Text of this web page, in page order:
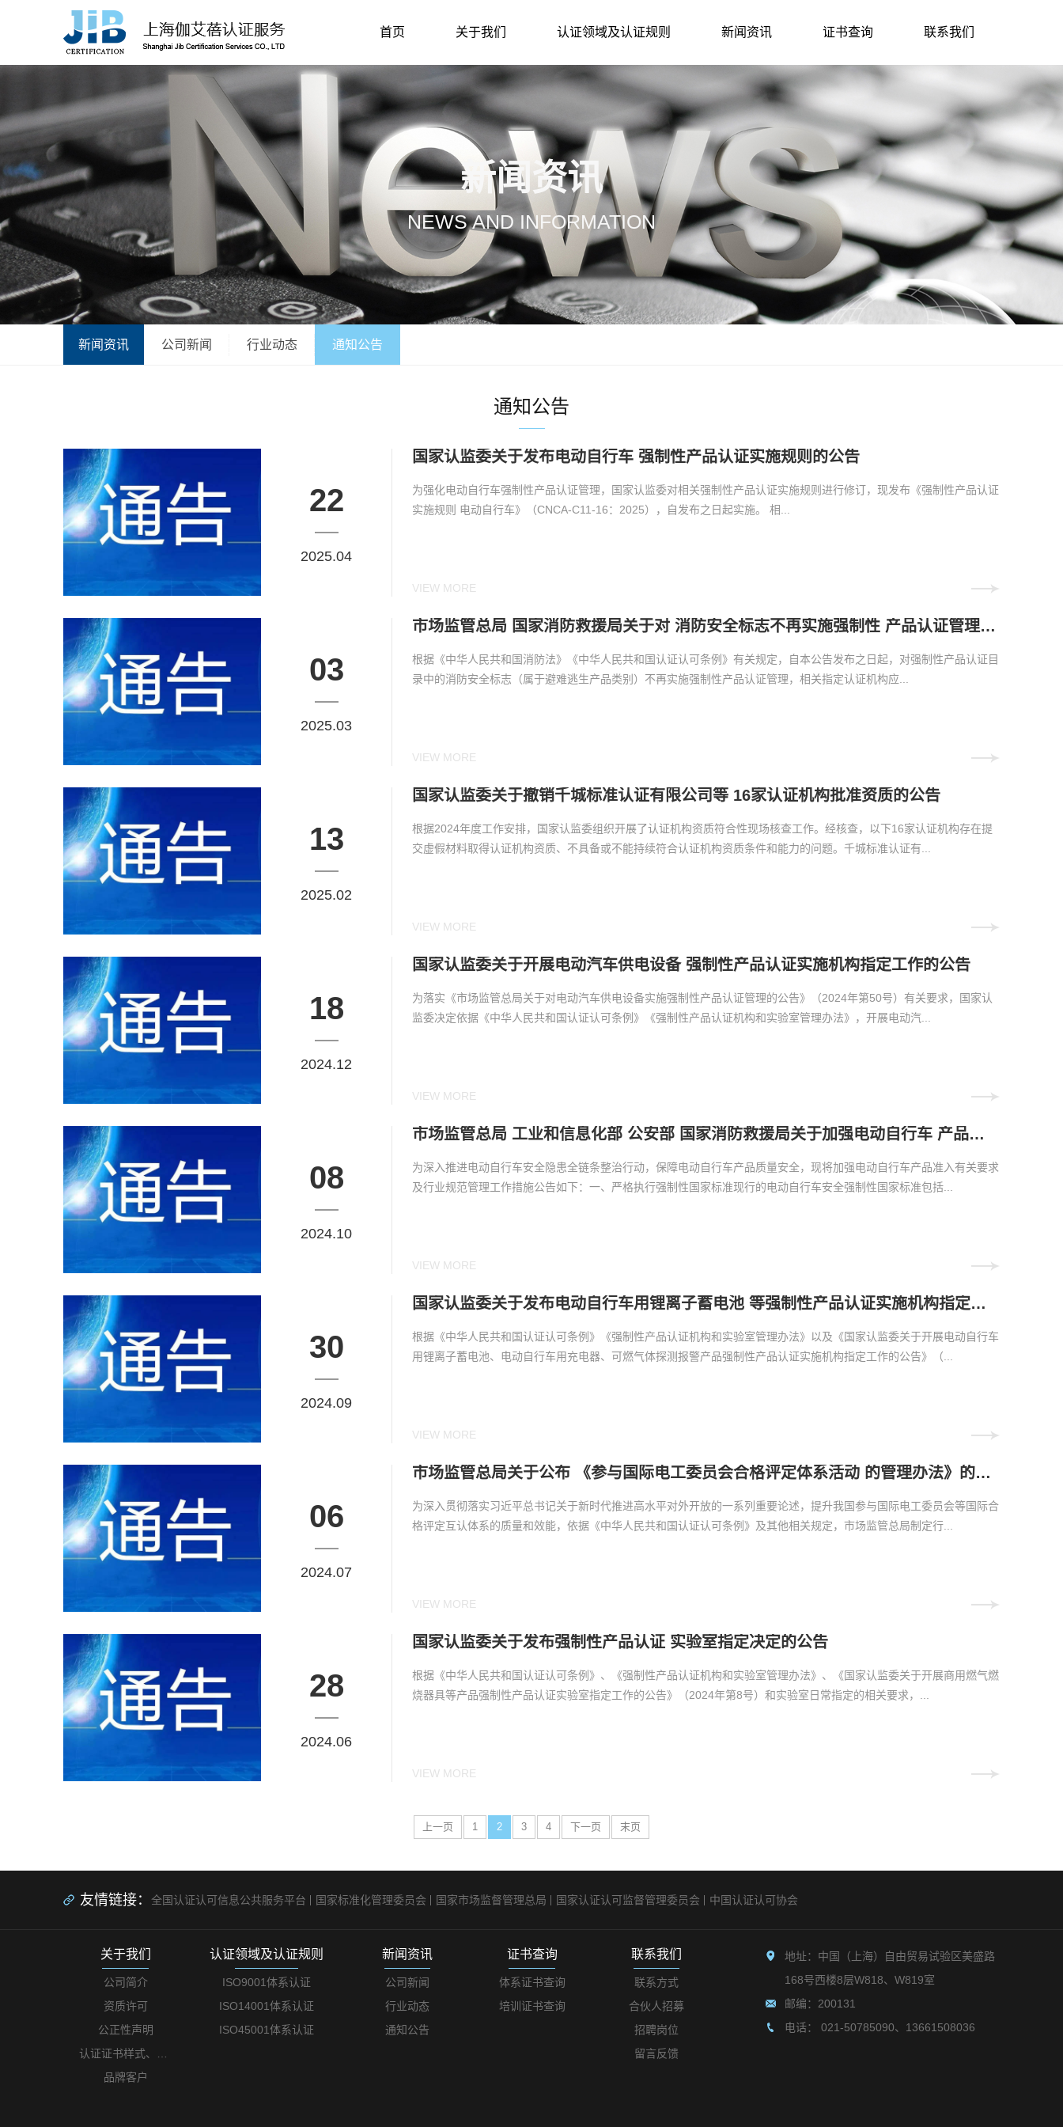
首页 关于我们 认证领域及认证规则 新闻资讯 证书查询 联系我们
新闻资讯
NEWS AND INFORMATION
新闻资讯 公司新闻 行业动态 通知公告
通知公告
22
2025.04
国家认监委关于发布电动自行车 强制性产品认证实施规则的公告
为强化电动自行车强制性产品认证管理，国家认监委对相关强制性产品认证实施规则进行修订，现发布《强制性产品认证
实施规则 电动自行车》（CNCA-C11-16：2025），自发布之日起实施。 相...
VIEW MORE
03
2025.03
市场监管总局 国家消防救援局关于对 消防安全标志不再实施强制性 产品认证管理的公告
根据《中华人民共和国消防法》《中华人民共和国认证认可条例》有关规定，自本公告发布之日起，对强制性产品认证目
录中的消防安全标志（属于避难逃生产品类别）不再实施强制性产品认证管理，相关指定认证机构应...
VIEW MORE
13
2025.02
国家认监委关于撤销千城标准认证有限公司等 16家认证机构批准资质的公告
根据2024年度工作安排，国家认监委组织开展了认证机构资质符合性现场核查工作。经核查，以下16家认证机构存在提
交虚假材料取得认证机构资质、不具备或不能持续符合认证机构资质条件和能力的问题。千城标准认证有...
VIEW MORE
18
2024.12
国家认监委关于开展电动汽车供电设备 强制性产品认证实施机构指定工作的公告
为落实《市场监管总局关于对电动汽车供电设备实施强制性产品认证管理的公告》（2024年第50号）有关要求，国家认
监委决定依据《中华人民共和国认证认可条例》《强制性产品认证机构和实验室管理办法》，开展电动汽...
VIEW MORE
08
2024.10
市场监管总局 工业和信息化部 公安部 国家消防救援局关于加强电动自行车 产品准入及行业规范管理的公告
为深入推进电动自行车安全隐患全链条整治行动，保障电动自行车产品质量安全，现将加强电动自行车产品准入有关要求
及行业规范管理工作措施公告如下：一、严格执行强制性国家标准现行的电动自行车安全强制性国家标准包括...
VIEW MORE
30
2024.09
国家认监委关于发布电动自行车用锂离子蓄电池 等强制性产品认证实施机构指定决定的公告
根据《中华人民共和国认证认可条例》《强制性产品认证机构和实验室管理办法》以及《国家认监委关于开展电动自行车
用锂离子蓄电池、电动自行车用充电器、可燃气体探测报警产品强制性产品认证实施机构指定工作的公告》（...
VIEW MORE
06
2024.07
市场监管总局关于公布 《参与国际电工委员会合格评定体系活动 的管理办法》的公告
为深入贯彻落实习近平总书记关于新时代推进高水平对外开放的一系列重要论述，提升我国参与国际电工委员会等国际合
格评定互认体系的质量和效能，依据《中华人民共和国认证认可条例》及其他相关规定，市场监管总局制定行...
VIEW MORE
28
2024.06
国家认监委关于发布强制性产品认证 实验室指定决定的公告
根据《中华人民共和国认证认可条例》、《强制性产品认证机构和实验室管理办法》、《国家认监委关于开展商用燃气燃
烧器具等产品强制性产品认证实验室指定工作的公告》（2024年第8号）和实验室日常指定的相关要求，...
VIEW MORE
上一页 1 2 3 4 下一页 末页
友情链接： 全国认证认可信息公共服务平台 国家标准化管理委员会 国家市场监督管理总局 国家认证认可监督管理委员会 中国认证认可协会
关于我们
公司简介
资质许可
公正性声明
品牌客户
认证领域及认证规则
ISO9001体系认证
ISO14001体系认证
ISO45001体系认证
新闻资讯
公司新闻
行业动态
通知公告
证书查询
体系证书查询
培训证书查询
联系我们
联系方式
合伙人招募
招聘岗位
留言反馈
地址：中国（上海）自由贸易试验区美盛路
168号西楼8层W818、W819室
邮编：200131
电话： 021-50785090、13661508036